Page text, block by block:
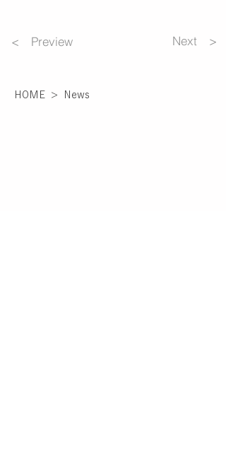
< Preview Next >
HOME > News